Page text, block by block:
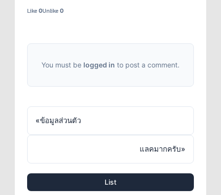
Like0Unlike0
You must be logged in to post a comment.
«ข้อมูลส่วนตัว
แลคมากครับ»
List